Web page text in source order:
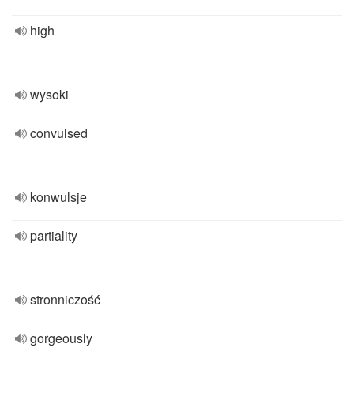
high
wysoki
convulsed
konwulsje
partiality
stronniczość
gorgeously